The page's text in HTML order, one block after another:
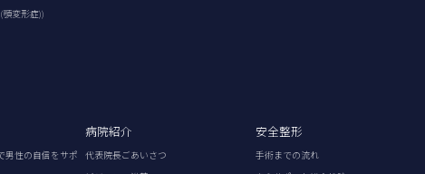
変形症))
男性の自信をサポ
病院紹介
代表院長ごあいさつ
安全整形
手術までの流れ